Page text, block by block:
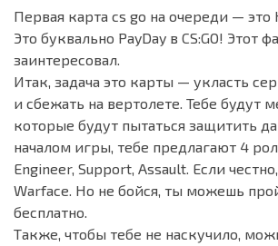
Первая карта cs go на очереди — это
Это буквально PayDay в CS:GO! Этот
заинтересовал.
Итак, задача это карты — укласть
и сбежать на вертолете. Тебе будут
которые будут пытаться защитить
началом игры, тебе предлагают 4
Engineer, Support, Assault. Если
Warface. Но не бойся, ты можешь
бесплатно.
Также, чтобы тебе не наскучило,